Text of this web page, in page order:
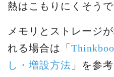
熱はこもりにくそうで
メモリとストレージ
れる場合は「
し・増設方法 」を参